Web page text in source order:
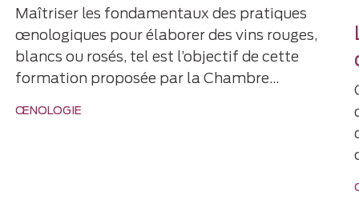
Maîtriser les fondamentaux des pratiques
œnologiques pour élaborer des vins rouges,
blancs ou rosés, tel est l’objectif de cette
formation proposée par la Chambre…
ŒNOLOGIE